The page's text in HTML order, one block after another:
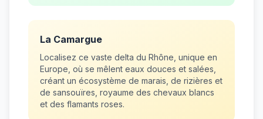
La Camargue
Localisez ce vaste delta du Rhône, unique en
Europe, où se mêlent eaux douces et salées,
créant un écosystème de marais, de rizières et
de sansouïres, royaume des chevaux blancs
et des flamants roses.